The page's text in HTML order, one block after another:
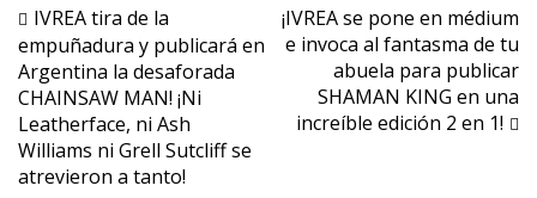
Navegación
de
entradas
IVREA tira de la
empuñadura y publicará en
Argentina la desaforada
CHAINSAW MAN! ¡Ni
Leatherface, ni Ash
Williams ni Grell Sutcliff se
atrevieron a tanto!
¡IVREA se pone en médium
e invoca al fantasma de tu
abuela para publicar
SHAMAN KING en una
increíble edición 2 en 1!